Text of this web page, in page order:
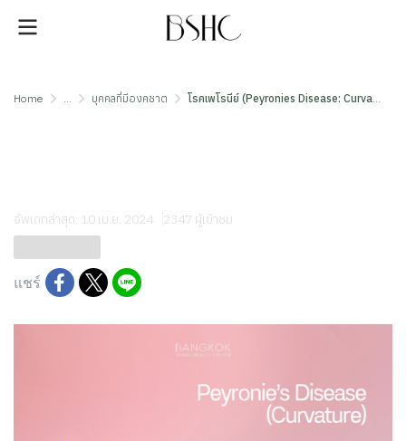
Home ... บุคคลที่มีองคชาต โรคเพโรนีย์ (Peyronies Disease: Curvature) | BSHC
อัพเดทล่าสุด: 10 เม.ย. 2024 2347 ผู้เข้าชม
แชร์